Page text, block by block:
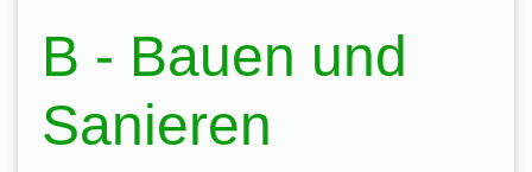
B - Bauen und
Sanieren